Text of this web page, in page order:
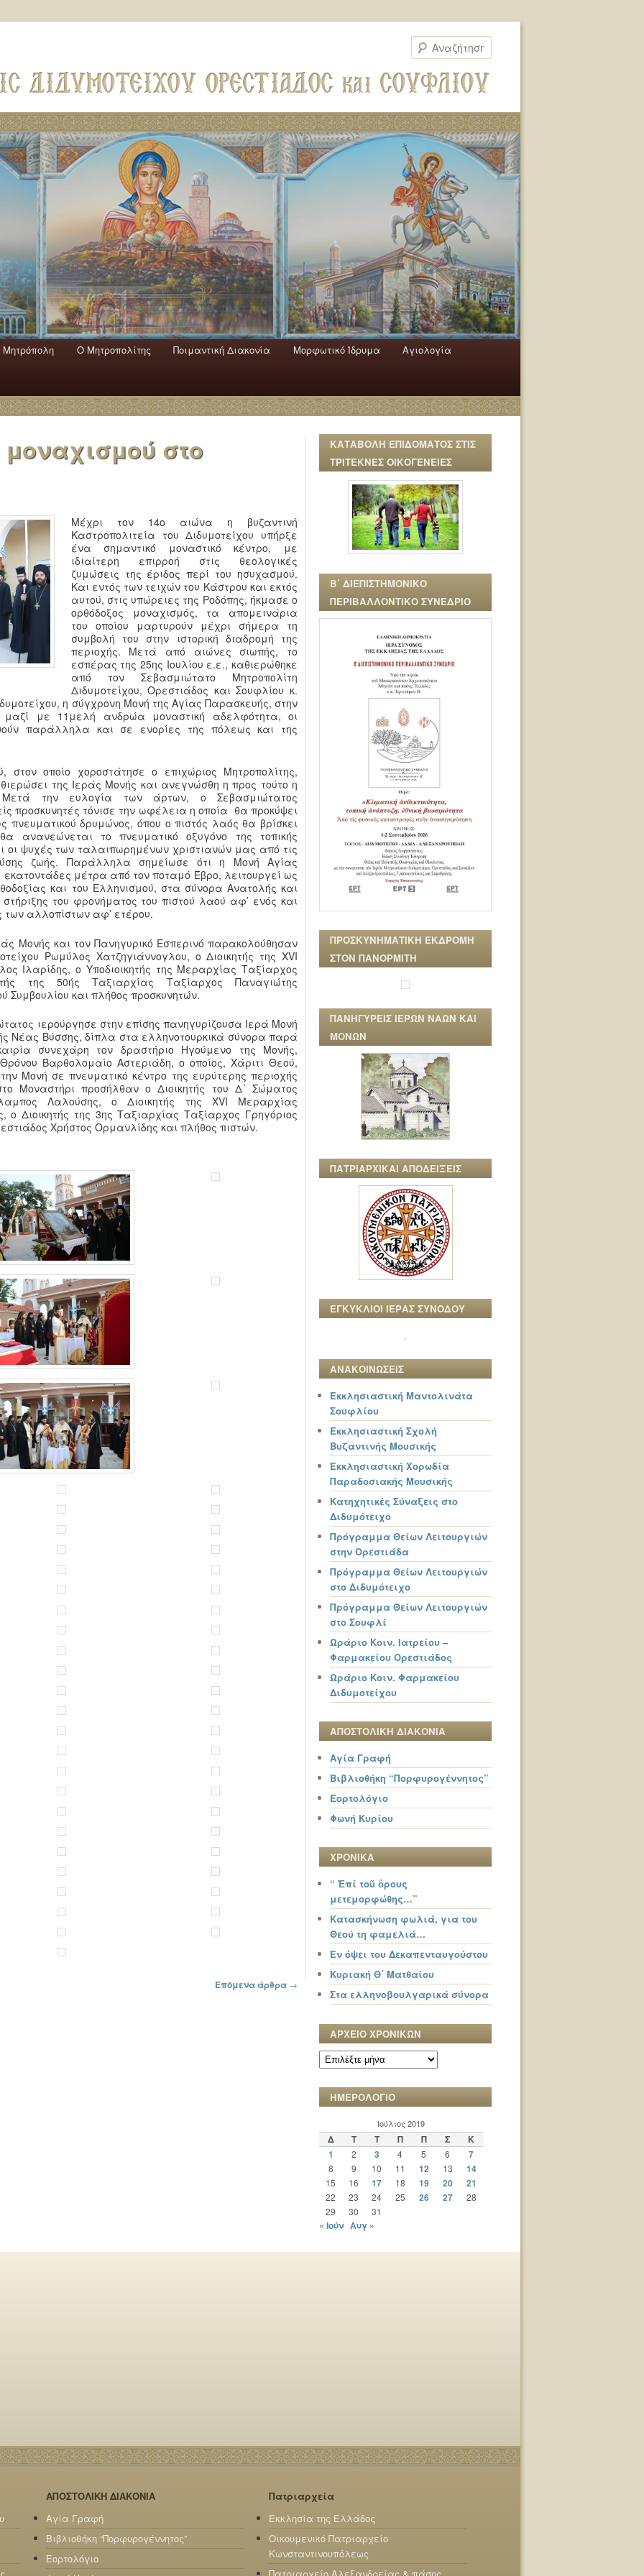
Mητρόπολη Ο Mητροπολίτης Ποιμαντική Διακονία Μορφωτικό Ίδρυμα Αγιολογία
στο
Μέχρι τον 14ο αιώνα η βυζαντινή
Καστροπολιτεία του Διδυμοτείχου υπήρξε
ένα σημαντικό μοναστικό κέντρο, με
ιδιαίτερη επιρροή στις θεολογικές
ζυμώσεις της έριδος περί του ησυχασμού.
Και εντός των τειχών του Κάστρου και εκτός
αυτού, στις υπώρειες της Ροδόπης, ήκμασε ο
ορθόδοξος μοναχισμός, τα απομεινάρια
του οποίου μαρτυρούν μέχρι σήμερα τη
συμβολή του στην ιστορική διαδρομή της
περιοχής. Μετά από αιώνες σιωπής, το
εσπέρας της 25ης Ιουλίου ε.ε., καθιερώθηκε
από τον Σεβασμιώτατο Μητροπολίτη
Διδυμοτείχου, Ορεστιάδος και Σουφλίου κ.
η σύγχρονη Μονή της Αγίας Παρασκευής, στην
μαζί με 11μελή ανδρώα μοναστική αδελφότητα, οι
παράλληλα και σε ενορίες της πόλεως και της
στον οποίο χοροστάτησε ο επιχώριος Μητροπολίτης,
της Ιεράς Μονής και ανεγνώσθη η προς τούτο η
Μετά την ευλογία των άρτων, ο Σεβασμιώτατος
προσκυνητές τόνισε την ωφέλεια η οποία θα προκύψει
πνευματικού δρυμώνος, όπου ο πιστός λαός θα βρίσκει
ανανεώνεται το πνευματικό οξυγόνο της τοπικής
οι ψυχές των ταλαιπωρημένων χριστιανών μας από τις
ζωής. Παράλληλα σημείωσε ότι η Μονή Αγίας
μέτρα από τον ποταμό Έβρο, λειτουργεί ως
και του Ελληνισμού, στα σύνορα Ανατολής και
του φρονήματος του πιστού λαού αφ’ ενός και
των αλλοπίστων αφ’ ετέρου.
Μονής και τον Πανηγυρικό Εσπερινό παρακολούθησαν
Ρωμύλος Χατζηγιάννογλου, ο Διοικητής της XVI
Ιλαρίδης, ο Υποδιοικητής της Μεραρχίας Ταξίαρχος
της 50ής Ταξιαρχίας Ταξίαρχος Παναγιώτης
Συμβουλίου και πλήθος προσκυνητών.
ιερούργησε στην επίσης πανηγυρίζουσα Ιερά Μονή
Νέας Βύσσης, δίπλα στα ελληνοτουρκικά σύνορα παρά
συνεχάρη τον δραστήριο Ηγούμενο της Μονής,
Βαρθολομαίο Αστεριάδη, ο οποίος, Χάριτι Θεού,
Μονή σε πνευματικό κέντρο της ευρύτερης περιοχής
Μοναστήρι προσήλθαν ο Διοικητής του Δ´ Σώματος
Λαλούσης, ο Διοικητής της XVI Μεραρχίας
ο Διοικητής της 3ης Ταξιαρχίας Ταξίαρχος Γρηγόριος
Χρήστος Ορμανλίδης και πλήθος πιστών.
Επόμενα άρθρα →
ΚΑΤΑΒΟΛΗ ΕΠΙΔΟΜΑΤΟΣ ΣΤΙΣ
ΤΡΙΤΕΚΝΕΣ ΟΙΚΟΓΕΝΕΙΕΣ
Β΄ ΔΙΕΠΙΣΤΗΜΟΝΙΚΟ
ΠΕΡΙΒΑΛΛΟΝΤΙΚΟ ΣΥΝΕΔΡΙΟ
ΠΡΟΣΚΥΝΗΜΑΤΙΚΗ ΕΚΔΡΟΜΗ
ΣΤΟΝ ΠΑΝΟΡΜΙΤΗ
ΠΑΝΗΓΥΡΕΙΣ ΙΕΡΩΝ ΝΑΩΝ ΚΑΙ
ΜΟΝΩΝ
ΠΑΤΡΙΑΡΧΙΚΑΙ ΑΠΟΔΕΙΞΕΙΣ
ΕΓΚΥΚΛΙΟΙ ΙΕΡΑΣ ΣΥΝΟΔΟΥ
ΑΝΑΚΟΙΝΩΣΕΙΣ
Εκκλησιαστική Μαντολινάτα
Σουφλίου
Εκκλησιαστική Σχολή
Βυζαντινής Μουσικής
Εκκλησιαστική Χορωδία
Παραδοσιακής Μουσικής
Κατηχητικές Σύναξεις στο
Διδυμότειχο
Πρόγραμμα Θείων Λειτουργιών
στην Ορεστιάδα
Πρόγραμμα Θείων Λειτουργιών
στο Διδυμότειχο
Πρόγραμμα Θείων Λειτουργιών
στο Σουφλί
Ωράριο Κοιν. Ιατρείου –
Φαρμακείου Ορεστιάδος
Ωράριο Κοιν. Φαρμακείου
Διδυμοτείχου
ΑΠΟΣΤΟΛΙΚΗ ΔΙΑΚΟΝΙΑ
Αγία Γραφή
Βιβλιοθήκη “Πορφυρογέννητος”
Εορτολόγιο
Φωνή Κυρίου
ΧΡΟΝΙΚΑ
“ Ἐπί τοῦ ὄρους
μετεμορφώθης…”
Κατασκήνωση φωλιά, για του
Θεού τη φαμελιά…
Εν όψει του Δεκαπενταυγούστου
Κυριακή Θ΄ Ματθαίου
Στα ελληνοβουλγαρικά σύνορα
ΑΡΧΕΙΟ ΧΡΟΝΙΚΩΝ
ΑΡΧΕΙΟ
ΧΡΟΝΙΚΩΝ
ΗΜΕΡΟΛΟΓΙΟ
Ιούλιος 2019
Δ Τ Τ Π Π Σ
Κ
1
2 3 4 5 6 7
8 9 10 11 12 13 14
15 16 17 18 19 20 21
22 23 24 25 26 27
28
29
30 31
« Ιούν Αυγ »
ΑΠΟΣΤΟΛΙΚΗ ΔΙΑΚΟΝΙΑ
Αγία Γραφή
Βιβλιοθήκη “Πορφυρογέννητος”
Εορτολόγιο
Πατριαρχεία
Εκκλησία της Ελλάδος
Οικουμενικό Πατριαρχείο
Κωνσταντινουπόλεως
Πατριαρχείο Αλεξανδρείας & πάσης